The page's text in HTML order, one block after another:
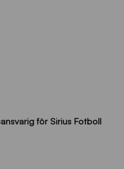
för Sirius Fotboll